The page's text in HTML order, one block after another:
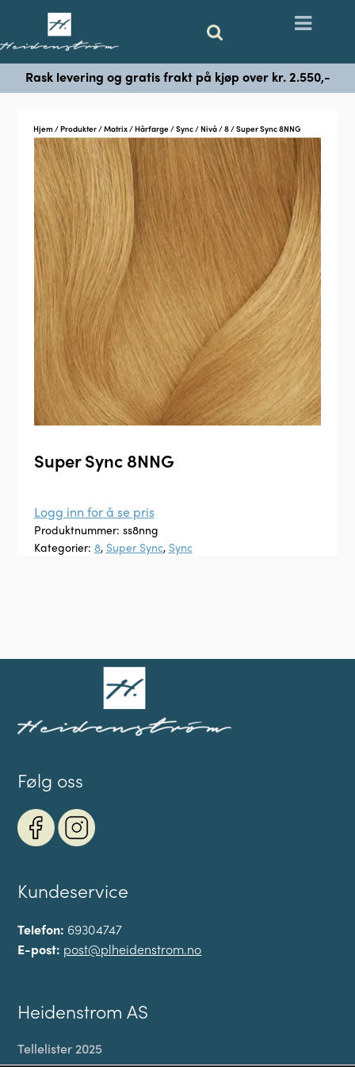
Rask levering og gratis frakt på kjøp over kr. 2.550,-
Hjem /Produkter/Matrix/Hårfarge/Sync/Nivå/8/ Super Sync 8NNG
Super Sync 8NNG
Logg inn for å se pris
Produktnummer: ss8nng
Kategorier: 8, Super Sync, Sync
Følg oss
Kundeservice
Telefon: 69304747
E-post: post@plheidenstrom.no
Heidenstrom AS
Tellelister 2025